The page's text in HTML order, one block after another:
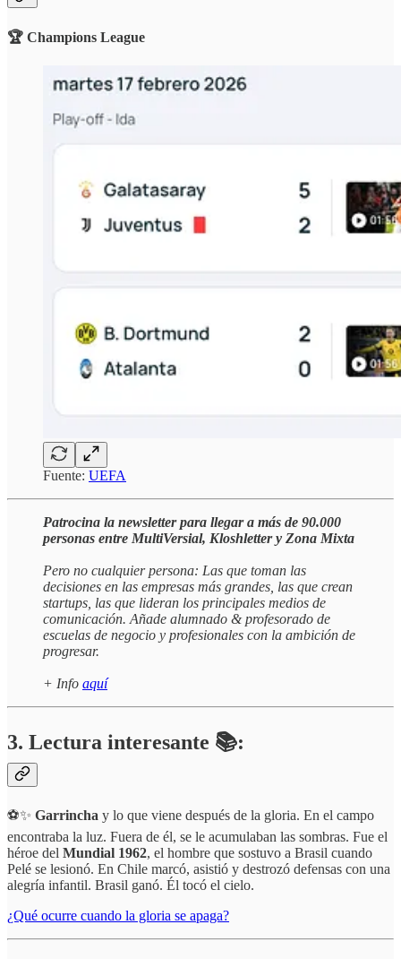
🏆 Champions League
Fuente: UEFA
Patrocina la newsletter para llegar a más de 90.000
personas entre MultiVersial, Kloshletter y Zona Mixta
Pero no cualquier persona: Las que toman las
decisiones en las empresas más grandes, las que crean
startups, las que lideran los principales medios de
comunicación. Añade alumnado & profesorado de
escuelas de negocio y profesionales con la ambición de
progresar.
+ Info aquí
3. Lectura interesante 📚:
⚽✨ Garrincha y lo que viene después de la gloria. En el campo
encontraba la luz. Fuera de él, se le acumulaban las sombras. Fue el
héroe del Mundial 1962, el hombre que sostuvo a Brasil cuando
Pelé se lesionó. En Chile marcó, asistió y destrozó defensas con una
alegría infantil. Brasil ganó. Él tocó el cielo.
¿Qué ocurre cuando la gloria se apaga?